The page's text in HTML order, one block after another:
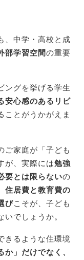
、中学・高校と成
部学習空間の重要
ングを挙げる学生
安心感のあるリビ
ことがうかがえま
ご家庭が「子ども
が、実際には勉強
要とは限らないの
住居費と教育費の
びこそが、子ども
でしょうか。
きるような住環境
か」だけでなく、